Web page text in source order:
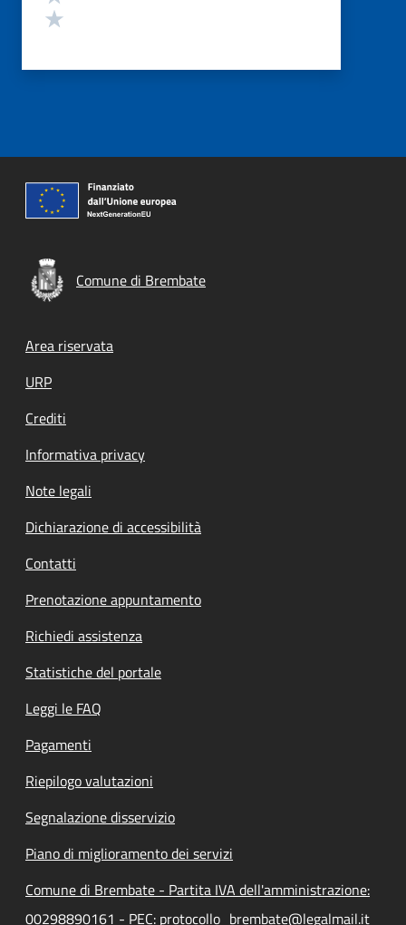
Comune di Brembate
Footer menu
Area riservata
URP
Crediti
Informativa privacy
Note legali
Dichiarazione di accessibilità
Contatti
Prenotazione appuntamento
Richiedi assistenza
Statistiche del portale
Leggi le FAQ
Pagamenti
Riepilogo valutazioni
Segnalazione disservizio
Piano di miglioramento dei servizi
Comune di Brembate - Partita IVA dell'amministrazione:
00298890161 - PEC: protocollo_brembate@legalmail.it